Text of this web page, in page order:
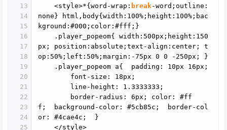
13
14
15
16
17
18
19
20
21
22
23
24
25
<style>*{word-wrap: break-word;outline:
none} html,body{width:100%;height:100%;bac
kground:#000;color:#fff;}
.player_popeom{ width:500px;height:150
px; position:absolute;text-align:center; t
op:50%;left:50%;margin:-75px 0 0 -250px; }
.player_popeom a{ padding: 10px 16px;
font-size: 18px;
line-height: 1.3333333;
border-radius: 6px; color: #ff
f; background-color: #5cb85c; border-col
or: #4cae4c; }
</style>